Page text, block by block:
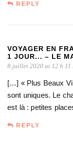
REPLY
VOYAGER EN
1 JOUR... – LE
8 juillet 2020 at 12 h 11
[…] « Plus Beaux
sont uniques. Le
est là : petites
REPLY